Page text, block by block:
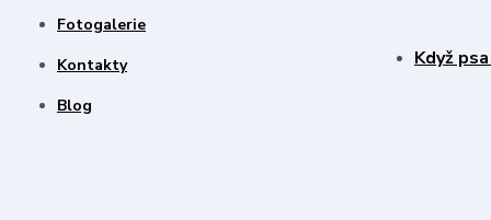
Fotogalerie
Kontakty
Blog
Když